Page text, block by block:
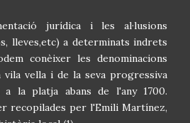
jurídica i les al·lusions
lleves,etc) a determinats indrets
conèixer les denominacions
vella i de la seva progressiva
a la platja abans de l'any 1700.
recopilades per l'Emili Martínez,